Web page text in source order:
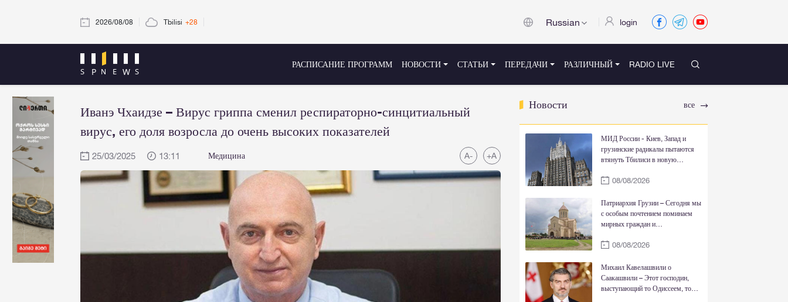
2026/08/08 Tbilisi +28 Russian login
РАСПИСАНИЕ ПРОГРАММ НОВОСТИ СТАТЬИ ПЕРЕДАЧИ РАЗЛИЧНЫЙ RADIO LIVE
Иванэ Чхаидзе – Вирус гриппа сменил респираторно-синцитиальный
вирус, его доля возросла до очень высоких показателей
25/03/2025 13:11 Медицина A- +A
Новости все
МИД России - Киев, Запад и
грузинские радикалы пытаются
втянуть Тбилиси в новую
Кавказе08/08/2026
Патриархия Грузии – Сегодня мы
с особым почтением поминаем
мирных граждан и
пожертвовавших своими
достоинства страны
08/08/2026
Михаил Кавелашвили о
Саакашвили – Этот господин,
выступающий то Одиссеем, то